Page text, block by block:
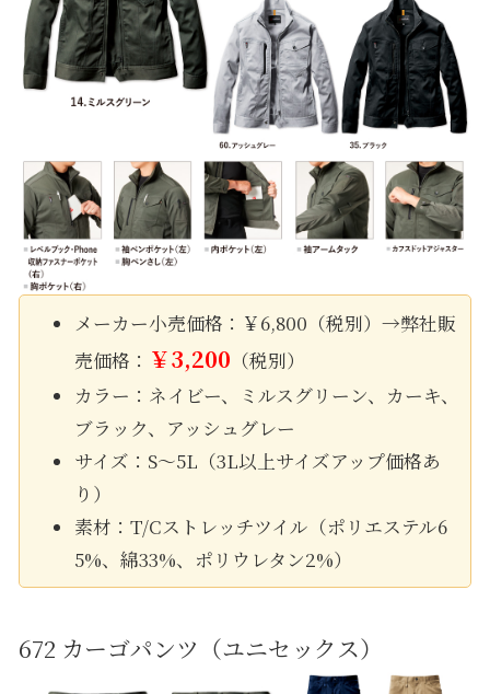
メーカー小売価格：￥6,800（税別）→弊社販
売価格： ￥3,200 （税別）
カラー：ネイビー、ミルスグリーン、カーキ、
ブラック、アッシュグレー
サイズ：S〜5L（3L以上サイズアップ価格あ
り）
素材：T/Cストレッチツイル（ポリエステル6
5%、綿33%、ポリウレタン2%）
672 カーゴパンツ（ユニセックス）